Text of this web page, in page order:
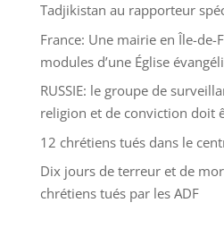
Tadjikistan au rapporteur
France: Une mairie en Île-de-
modules d’une Église
RUSSIE: le groupe de
religion et de conviction doit
12 chrétiens tués dans le
Dix jours de terreur et de
chrétiens tués par les ADF